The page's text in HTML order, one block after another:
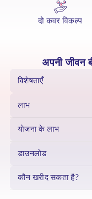
समझते हैं, इसीलिए आपके द्वारा
आपके संसाधनों को
आपके प्रियजनों के लिए एक
दो कवर विकल्प
अपनी जीवन
विशेषताएँ
लाभ
योजना के लाभ
डाउनलोड
कौन खरीद सकता है?